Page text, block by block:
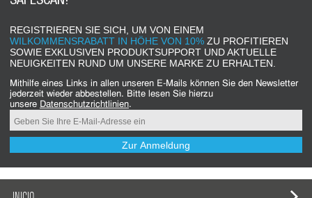
REGISTRIEREN SIE SICH, UM VON EINEM
WILKOMMENSRABATT IN HÖHE VON 10% ZU PROFITIEREN
SOWIE EXKLUSIVEN PRODUKTSUPPORT UND AKTUELLE
NEUIGKEITEN RUND UM UNSERE MARKE ZU ERHALTEN.
Mithilfe eines Links in allen unseren E-Mails können Sie den Newsletter
jederzeit wieder abbestellen. Bitte lesen Sie hierzu
unsere Datenschutzrichtlinien.
Zur Anmeldung